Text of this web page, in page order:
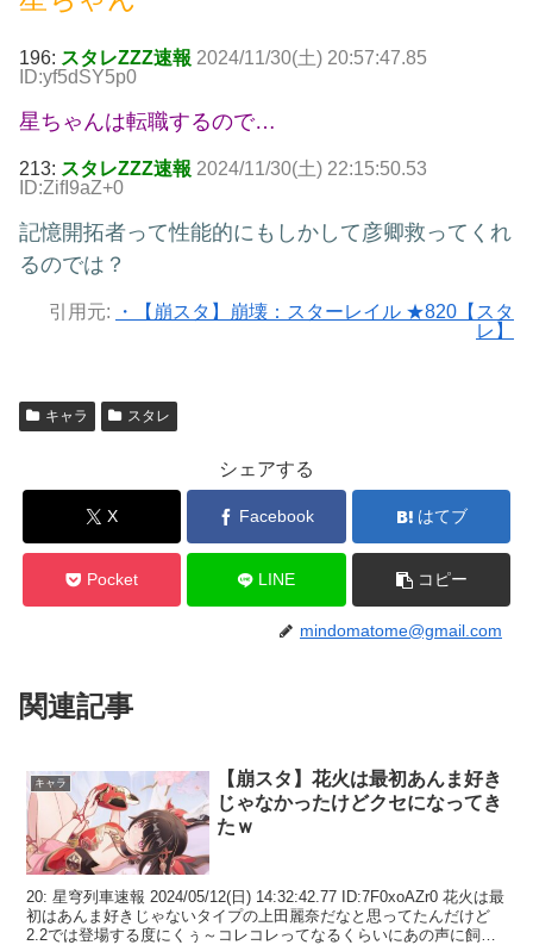
196: スタレZZZ速報 2024/11/30(土) 20:57:47.85
ID:yf5dSY5p0
星ちゃんは転職するので…
213: スタレZZZ速報 2024/11/30(土) 22:15:50.53
ID:ZifI9aZ+0
記憶開拓者って性能的にもしかして彦卿救ってくれ
るのでは？
引用元:
・【崩スタ】崩壊：スターレイル ★820【スタ
レ】
キャラ スタレ
シェアする
X Facebook はてブ
Pocket LINE コピー
mindomatome@gmail.com
関連記事
キャラ
【崩スタ】花火は最初あんま好き
じゃなかったけどクセになってき
たｗ
20: 星穹列車速報 2024/05/12(日) 14:32:42.77 ID:7F0xoAZr0 花火は最
初はあんま好きじゃないタイプの上田麗奈だなと思ってたんだけど
2.2では登場する度にくぅ～コレコレってなるくらいにあの声に飼い